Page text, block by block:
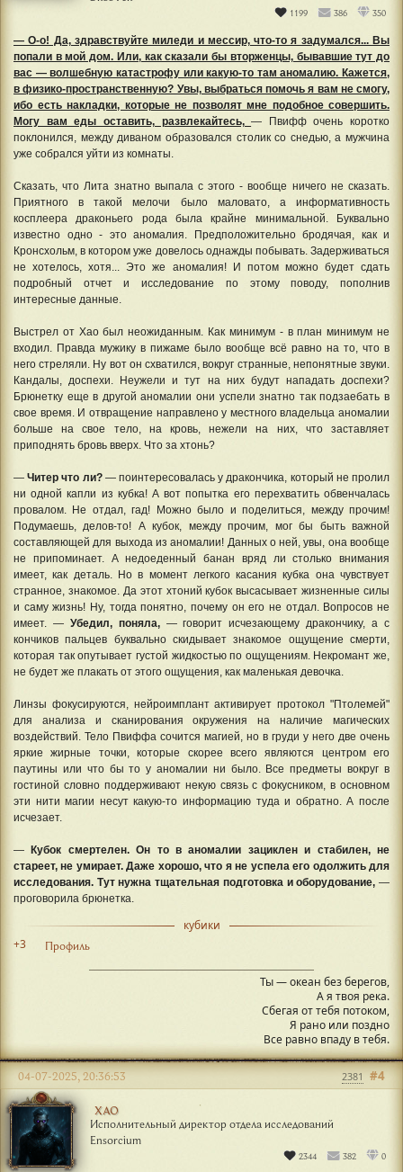
1199 386 350
— О-о! Да, здравствуйте миледи и мессир, что-то я задумался... Вы
попали в мой дом. Или, как сказали бы вторженцы, бывавшие тут до
вас — волшебную катастрофу или какую-то там аномалию. Кажется,
в физико-пространственную? Увы, выбраться помочь я вам не смогу,
ибо есть накладки, которые не позволят мне подобное совершить.
Могу вам еды оставить, развлекайтесь,— Пвифф очень коротко
поклонился, между диваном образовался столик со снедью, а мужчина
уже собрался уйти из комнаты.
Сказать, что Лита знатно выпала с этого - вообще ничего не сказать.
Приятного в такой мелочи было маловато, а информативность
косплеера драконьего рода была крайне минимальной. Буквально
известно одно - это аномалия. Предположительно бродячая, как и
Кронсхольм, в котором уже довелось однажды побывать. Задерживаться
не хотелось, хотя... Это же аномалия! И потом можно будет сдать
подробный отчет и исследование по этому поводу, пополнив
интересные данные.
Выстрел от Хао был неожиданным. Как минимум - в план минимум не
входил. Правда мужику в пижаме было вообще всё равно на то, что в
него стреляли. Ну вот он схватился, вокруг странные, непонятные звуки.
Кандалы, доспехи. Неужели и тут на них будут нападать доспехи?
Брюнетку еще в другой аномалии они успели знатно так подзаебать в
свое время. И отвращение направлено у местного владельца аномалии
больше на свое тело, на кровь, нежели на них, что заставляет
приподнять бровь вверх. Что за хтонь?
—Читер что ли? — поинтересовалась у дракончика, который не пролил
ни одной капли из кубка! А вот попытка его перехватить обвенчалась
провалом. Не отдал, гад! Можно было и поделиться, между прочим!
Подумаешь, делов-то! А кубок, между прочим, мог бы быть важной
составляющей для выхода из аномалии! Данных о ней, увы, она вообще
не припоминает. А недоеденный банан вряд ли столько внимания
имеет, как деталь. Но в момент легкого касания кубка она чувствует
странное, знакомое. Да этот хтоний кубок высасывает жизненные силы
и саму жизнь! Ну, тогда понятно, почему он его не отдал. Вопросов не
имеет. — Убедил, поняла, — говорит исчезающему дракончику, а с
кончиков пальцев буквально скидывает знакомое ощущение смерти,
которая так опутывает густой жидкостью по ощущениям. Некромант же,
не будет же плакать от этого ощущения, как маленькая девочка.
Линзы фокусируются, нейроимплант активирует протокол "Птолемей"
для анализа и сканирования окружения на наличие магических
воздействий. Тело Пвиффа сочится магией, но в груди у него две очень
яркие жирные точки, которые скорее всего являются центром его
паутины или что бы то у аномалии ни было. Все предметы вокруг в
гостиной словно поддерживают некую связь с фокусником, в основном
эти нити магии несут какую-то информацию туда и обратно. А после
исчезает.
— Кубок смертелен. Он то в аномалии зациклен и стабилен, не
стареет, не умирает. Даже хорошо, что я не успела его одолжить для
исследования. Тут нужна тщательная подготовка и оборудование, —
проговорила брюнетка.
кубики
+3
Профиль
Ты — океан без берегов,
А я твоя река.
Сбегая от тебя потоком,
Я рано или поздно
Все равно впаду в тебя.
ХАО
Исполнительный директор отдела исследований
Ensorcium
2344 382 0
#4
04-07-2025, 20:36:53 2381